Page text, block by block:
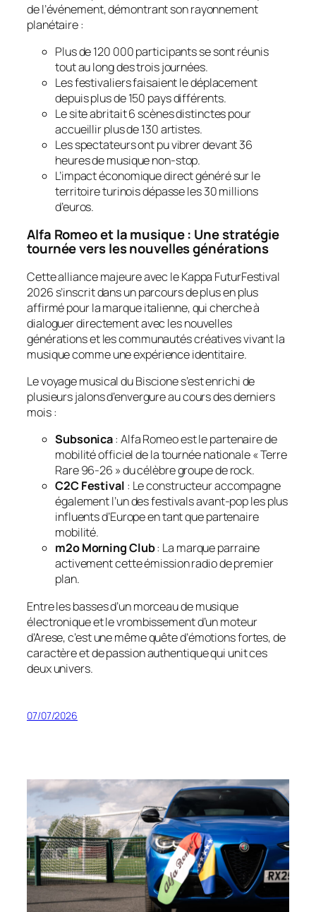
de l’événement, démontrant son rayonnement
planétaire :
Plus de 120 000 participants se sont réunis
tout au long des trois journées.
Les festivaliers faisaient le déplacement
depuis plus de 150 pays différents.
Le site abritait 6 scènes distinctes pour
accueillir plus de 130 artistes.
Les spectateurs ont pu vibrer devant 36
heures de musique non-stop.
L’impact économique direct généré sur le
territoire turinois dépasse les 30 millions
d’euros.
Alfa Romeo et la musique : Une stratégie
tournée vers les nouvelles générations
Cette alliance majeure avec le Kappa FuturFestival
2026 s’inscrit dans un parcours de plus en plus
affirmé pour la marque italienne, qui cherche à
dialoguer directement avec les nouvelles
générations et les communautés créatives vivant la
musique comme une expérience identitaire.
Le voyage musical du Biscione s’est enrichi de
plusieurs jalons d’envergure au cours des derniers
mois :
Subsonica: Alfa Romeo est le partenaire de
mobilité officiel de la tournée nationale « Terre
Rare 96-26 » du célèbre groupe de rock.
C2C Festival : Le constructeur accompagne
également l’un des festivals avant-pop les plus
influents d’Europe en tant que partenaire
mobilité.
m2o Morning Club: La marque parraine
activement cette émission radio de premier
plan.
Entre les basses d’un morceau de musique
électronique et le vrombissement d’un moteur
d’Arese, c’est une même quête d’émotions fortes, de
caractère et de passion authentique qui unit ces
deux univers.
07/07/2026